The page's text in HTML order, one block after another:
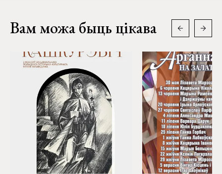
Вам можа быць цікава